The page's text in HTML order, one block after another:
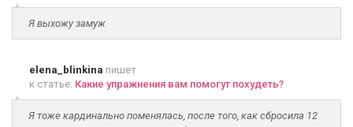
Я выхожу замуж
elena_blinkina пишет
к статье: Какие упражнения вам помогут похудеть?
Я тоже кардинально поменялась, после того, как сбросила 12